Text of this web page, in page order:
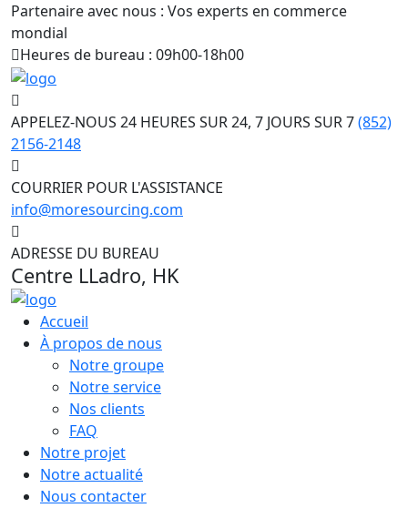
Partenaire avec nous : Vos experts en commerce
mondial
Heures de bureau : 09h00-18h00
APPELEZ-NOUS 24 HEURES SUR 24, 7 JOURS SUR 7(852)
2156-2148
COURRIER POUR L'ASSISTANCE
info@moresourcing.com
ADRESSE DU BUREAU
Centre LLadro, HK
Accueil
À propos de nous
Notre groupe
Notre service
Nos clients
FAQ
Notre projet
Notre actualité
Nous contacter